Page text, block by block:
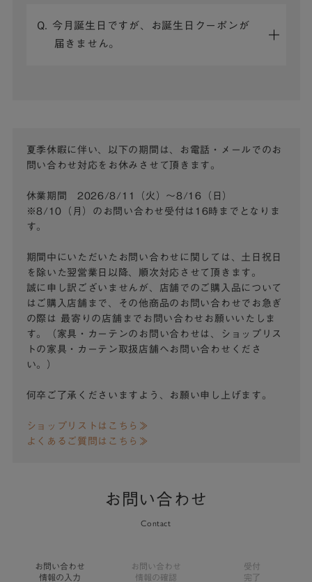
Q. 今月誕生日ですが、お誕生日クーポンが
届きません。
夏季休暇に伴い、以下の期間は、お電話・メールでのお
問い合わせ対応をお休みさせて頂きます。
休業期間 2026/8/11（火）～8/16（日）
※8/10（月）のお問い合わせ受付は16時までとなりま
す。
期間中にいただいたお問い合わせに関しては、土日祝日
を除いた翌営業日以降、順次対応させて頂きます。
誠に申し訳ございませんが、店舗でのご購入品について
はご購入店舗まで、その他商品のお問い合わせでお急ぎ
の際は
最寄りの店舗までお問い合わせお願いいたしま
す。（家具・カーテンのお問い合わせは、ショップリス
トの家具・カーテン取扱店舗へお問い合わせくださ
い。）
何卒ご了承くださいますよう、お願い申し上げます。
ショップリストはこちら≫
よくあるご質問はこちら≫
お問い合わせ
Contact
お問い合わせ
情報の入力
お問い合わせ
情報の確認
受付
完了